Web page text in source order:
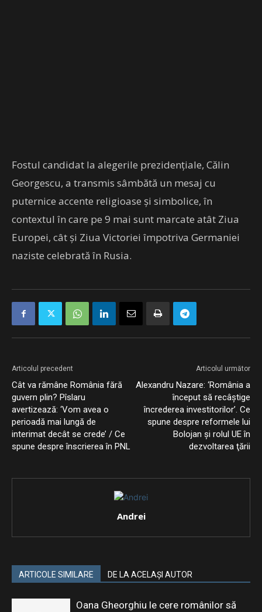
Fostul candidat la alegerile prezidențiale, Călin
Georgescu, a transmis sâmbătă un mesaj cu
puternice accente religioase și simbolice, în
contextul în care pe 9 mai sunt marcate atât Ziua
Europei, cât și Ziua Victoriei împotriva Germaniei
naziste celebrată în Rusia.
Articolul precedent
Cât va rămâne România fără
guvern plin? Pîslaru
avertizează: ‘Vom avea o
perioadă mai lungă de
interimat decât se crede’ / Ce
spune despre înscrierea în PNL
Articolul următor
Alexandru Nazare: ‘România a
început să recâştige
încrederea investitorilor’. Ce
spune despre reformele lui
Bolojan şi rolul UE în
dezvoltarea ţării
Andrei
ARTICOLE SIMILARE DE LA ACELAȘI AUTOR
Oana Gheorghiu le cere românilor să